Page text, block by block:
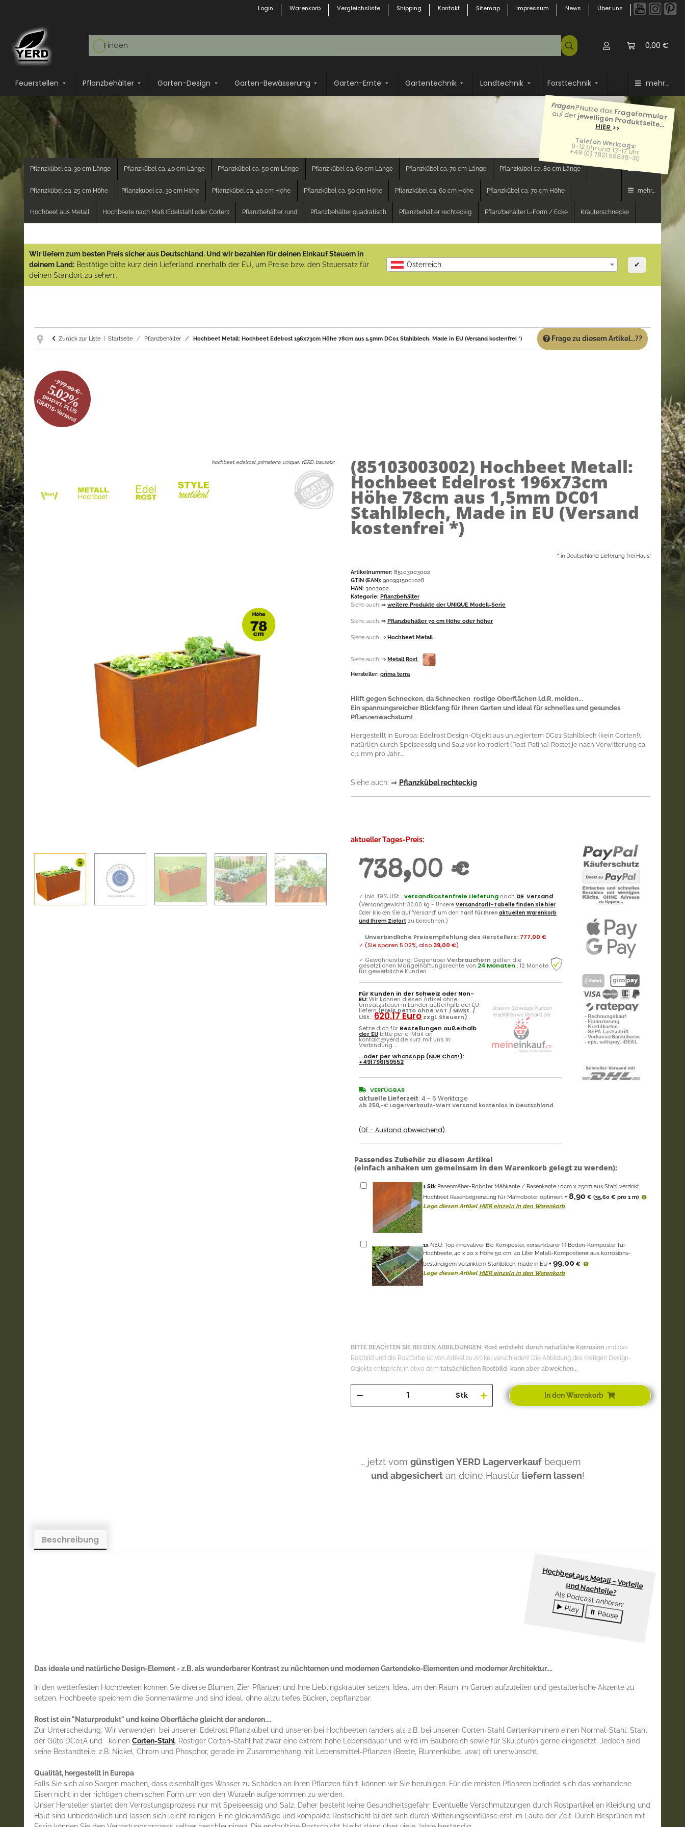
Login Warenkorb Vergleichsliste Shipping Kontakt Sitemap Impressum News Über uns
0,00 €
Feuerstellen Pflanzbehälter Garten-Design Garten-Bewässerung Garten-Ernte Gartentechnik Landtechnik Forsttechnik mehr...
Fragen?Nutze dasFrageformular
auf derjeweiligen Produktseite...
HIER>>
Telefon Werktags:
9-12 Uhr und 13-17 Uhr
+49 (0) 7821 58838-30
Pflanzkübel ca. 30 cm Länge Pflanzkübel ca. 40 cm Länge Pflanzkübel ca. 50 cm Länge Pflanzkübel ca. 60 cm Länge Pflanzkübel ca. 70 cm Länge Pflanzkübel ca. 80 cm Länge
Pflanzkübel ca. 25 cm Höhe Pflanzkübel ca. 30 cm Höhe Pflanzkübel ca. 40 cm Höhe Pflanzkübel ca. 50 cm Höhe Pflanzkübel ca. 60 cm Höhe Pflanzkübel ca. 70 cm Höhe mehr...
Hochbeet aus Metall Hochbeete nach Maß (Edelstahl oder Corten) Pflanzbehälter rund Pflanzbehälter quadratisch Pflanzbehälter rechteckig Pflanzbehälter L-Form / Ecke Kräuterschnecke
Wir liefern zum besten Preis sicher aus Deutschland. Und wir bezahlen für deinen Einkauf Steuern in
deinem Land: Bestätige bitte kurz dein Lieferland innerhalb der EU, um Preise bzw. den Steuersatz für
deinen Standort zu sehen...
Österreich ✔
Zurück zur Liste Startseite Pflanzbehälter Hochbeet Metall: Hochbeet Edelrost 196x73cm Höhe 78cm aus 1,5mm DC01 Stahlblech, Made in EU (Versand kostenfrei *) Frage zu diesem Artikel...??
777.00 €
5.02%
gespart, PLUS
GRATIS-Versand
hochbeet, edelrost, primaterra, unique, YERD, bausatz: (85103003002) Hochbeet Metall:
Hochbeet Edelrost 196x73cm
Höhe 78cm aus 1,5mm DC01
Stahlblech, Made in EU (Versand
kostenfrei *)
* in Deutschland Lieferung frei Haus!
Artikelnummer: 85103003002
GTIN (EAN): 9009915001028
HAN: 3003002
Kategorie: Pflanzbehälter
Siehe auch: ⇒ weitere Produkte der UNIQUE Modell-Serie
Siehe auch: ⇒ Pflanzbehälter 70 cm Höhe oder höher
Siehe auch: ⇒ Hochbeet Metall
Siehe auch: ⇒ Metall Rost
Hersteller: prima terra
Hilft gegen Schnecken, da Schnecken rostige Oberflächen i.d.R. meiden...
Ein spannungsreicher Blickfang für Ihren Garten und ideal für schnelles und gesundes
Pflanzenwachstum!
Hergestellt in Europa: Edelrost Design-Objekt aus unlegiertem DC01 Stahlblech (kein Corten!),
natürlich durch Speiseessig und Salz vor korrodiert (Rost-Patina). Rostet je nach Verwitterung ca.
0,1 mm pro Jahr....
Siehe auch: ⇒ Pflanzkübel rechteckig
aktueller Tages-Preis:
738,00 €
✓ inkl. 19% USt. ,versandkostenfreie Lieferung nach DE.Versand
(Versandgewicht: 30,00 kg - Unsere Versandtarif-Tabelle finden Sie hier.
Oder klicken Sie auf "Versand" um den Tarif für Ihren aktuellen Warenkorb
und Ihrem Zielort zu berechnen.)
Unverbindliche Preisempfehlung des Herstellers: 777,00 €
✓ (Sie sparen 5.02%, also 39,00 €)
✓ Gewährleistung: GegenüberVerbrauchern gelten die
gesetzlichen Mängelhaftungsrechte von 24 Monaten , 12 Monate
für gewerbliche Kunden.
Für Kunden in der Schweiz oder Non-
EU:Wir können diesen Artikel ohne
Umsatzsteuer in Länder außerhalb der EU
liefern(Preis netto ohne VAT / MwSt. /
USt.: 620.17 Euro zzgl. Steuern) .
Setze dich für Bestellungen außerhalb
der EU bitte per e-Mail an
kontakt@yerd.de kurz mit uns in
Verbindung ...
...oder perWhatsApp (NUR Chat!):
+491796159552
VERFÜGBAR
aktuelle Lieferzeit: 4 - 6 Werktage
Ab 250,-€ Lagerverkaufs-Wert Versand kostenlos in Deutschland
(DE - Ausland abweichend)
Passendes Zubehör zu diesem Artikel
(einfach anhaken um gemeinsam in den Warenkorb gelegt zu werden):
1Stk Rasenmäher-Roboter Mähkante / Rasenkante 10cm x 25cm aus Stahl verzinkt,
Hochbeet Rasenbegrenzung für Mähroboter optimiert + 8,90 € (35,60 € pro 1 m)
Lege diesen Artikel HIER einzeln in den Warenkorb
1x NEU: Top innovativer Bio Komposter, versenkbarer (!) Boden-Komposter für
Hochbeete, 40 x 20 x Höhe 50 cm, 40 Liter Metall-Kompostierer aus korrosions-
beständigem verzinktem Stahlblech, made in EU + 99,00 €
Lege diesen Artikel HIER einzeln in den Warenkorb
BITTE BEACHTEN SIE BEI DEN ABBILDUNGEN: Rost entsteht durch natürliche Korrosion und das
Rostbild und die Rostfarbe ist von Artikel zu Artikel verschieden! Die Abbildung des rostigen Design-
Objekts entspricht in etwa dem tatsächlichen Rostbild, kann aber abweichen...
Stk In den Warenkorb
... jetzt vom günstigen YERD Lagerverkauf bequem
und abgesichert an deine Haustür liefern lassen!
Beschreibung
Hochbeet aus Metall – Vorteile und Nachteile?
Als Podcast anhören:
▶️ Play ⏸ Pause
Das ideale und natürliche Design-Element - z.B. als wunderbarer Kontrast zu nüchternen und modernen Gartendeko-Elementen und moderner Architektur....
In den wetterfesten Hochbeeten können Sie diverse Blumen, Zier-Pflanzen und Ihre Lieblingskräuter setzen. Ideal um den Raum im Garten aufzuteilen und gestalterische Akzente zu
setzen. Hochbeete speichern die Sonnenwärme und sind ideal, ohne allzu tiefes Bücken, bepflanzbar.
Rost ist ein "Naturprodukt" und keine Oberfläche gleicht der anderen....
Zur Unterscheidung: Wir verwenden bei unseren Edelrost Pflanzkübel und unseren bei Hochbeeten (anders als z.B. bei unseren Corten-Stahl Gartenkaminen) einen Normal-Stahl: Stahl
der Güte DC01A und keinen Corten-Stahl. Rostiger Corten-Stahl hat zwar eine extrem hohe Lebensdauer und wird im Baubereich sowie für Skulpturen gerne eingesetzt. Jedoch sind
seine Bestandteile, z.B. Nickel, Chrom und Phosphor, gerade im Zusammenhang mit Lebensmittel-Pflanzen (Beete, Blumenkübel usw.) oft unerwünscht.
Qualität, hergestellt in Europa
Falls Sie sich also Sorgen machen, dass eisenhaltiges Wasser zu Schäden an Ihren Pflanzen führt, können wir Sie beruhigen. Für die meisten Pflanzen befindet sich das vorhandene
Eisen nicht in der richtigen chemischen Form um von den Wurzeln aufgenommen zu werden.
Unser Hersteller startet den Verrostungsprozess nur mit Speiseessig und Salz. Daher besteht keine Gesundheitsgefahr. Eventuelle Verschmutzungen durch Rostpartikel an Kleidung und
Haut sind unbedenklich und lassen sich leicht reinigen. Eine gleichmäßige und kompakte Rostschicht bildet sich durch Witterungseinflüsse erst im Laufe der Zeit. Durch Besprühen mit